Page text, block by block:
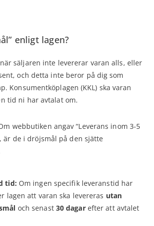
enligt lagen?
säljaren inte levererar varan alls, eller
och detta inte beror på dig som
Konsumentköplagen (KKL) ska varan
tid ni har avtalat om.
webbutiken angav “Leverans inom 3-5
är de i dröjsmål på den sjätte
tid: Om ingen specifik leveranstid har
lagen att varan ska levereras utan
och senast 30 dagarefter att avtalet